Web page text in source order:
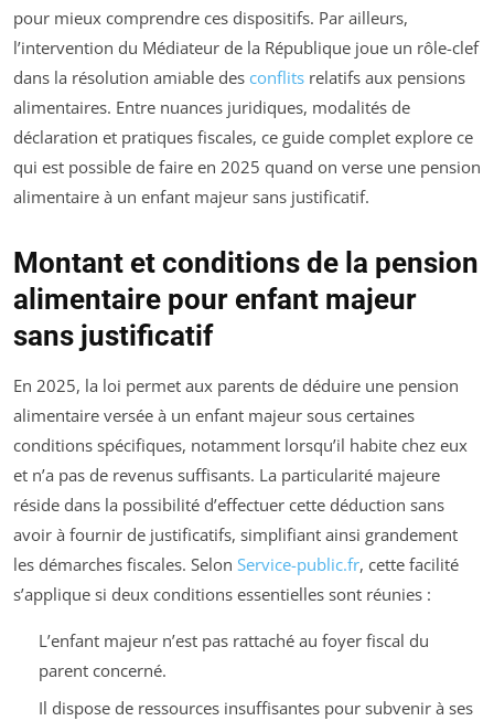
pour mieux comprendre ces dispositifs. Par ailleurs,
l’intervention du Médiateur de la République joue un rôle-clef
dans la résolution amiable des conflits relatifs aux pensions
alimentaires. Entre nuances juridiques, modalités de
déclaration et pratiques fiscales, ce guide complet explore ce
qui est possible de faire en 2025 quand on verse une pension
alimentaire à un enfant majeur sans justificatif.
Montant et conditions de la pension
alimentaire pour enfant majeur
sans justificatif
En 2025, la loi permet aux parents de déduire une pension
alimentaire versée à un enfant majeur sous certaines
conditions spécifiques, notamment lorsqu’il habite chez eux
et n’a pas de revenus suffisants. La particularité majeure
réside dans la possibilité d’effectuer cette déduction sans
avoir à fournir de justificatifs, simplifiant ainsi grandement
les démarches fiscales. Selon Service-public.fr, cette facilité
s’applique si deux conditions essentielles sont réunies :
L’enfant majeur n’est pas rattaché au foyer fiscal du
parent concerné.
Il dispose de ressources insuffisantes pour subvenir à ses